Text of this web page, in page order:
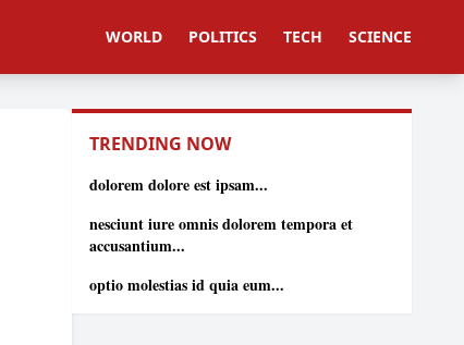
WORLD POLITICS TECH SCIENCE
TRENDING NOW
dolorem dolore est ipsam...
nesciunt iure omnis dolorem tempora et
accusantium...
optio molestias id quia eum...